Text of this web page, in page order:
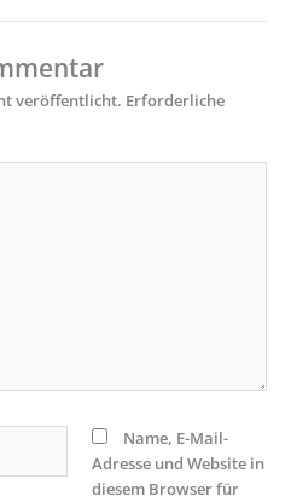
veröffentlicht. Erforderliche
Name, E-Mail-
Adresse und Website in
diesem Browser für